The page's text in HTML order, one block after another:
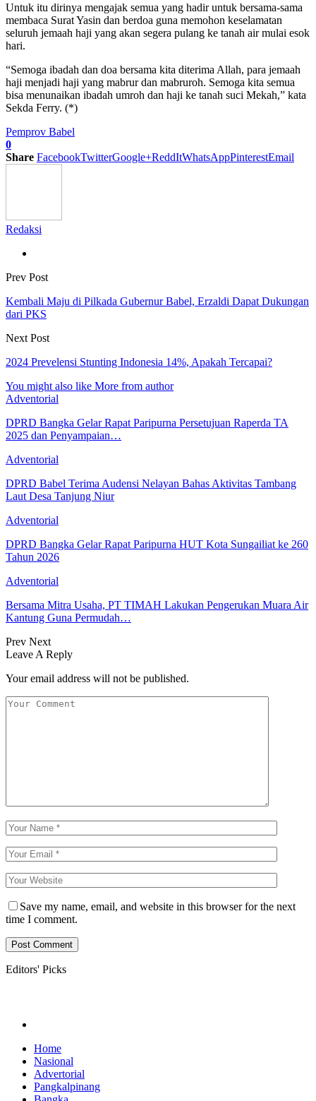
Untuk itu dirinya mengajak semua yang hadir untuk bersama-sama
membaca Surat Yasin dan berdoa guna memohon keselamatan
seluruh jemaah haji yang akan segera pulang ke tanah air mulai esok
hari.
“Semoga ibadah dan doa bersama kita diterima Allah, para jemaah
haji menjadi haji yang mabrur dan mabruroh. Semoga kita semua
bisa menunaikan ibadah umroh dan haji ke tanah suci Mekah,” kata
Sekda Ferry. (*)
Pemprov Babel
0
Share FacebookTwitterGoogle+ReddItWhatsAppPinterestEmail
Redaksi
Prev Post
Kembali Maju di Pilkada Gubernur Babel, Erzaldi Dapat Dukungan
dari PKS
Next Post
2024 Prevelensi Stunting Indonesia 14%, Apakah Tercapai?
You might also like More from author
Adventorial
DPRD Bangka Gelar Rapat Paripurna Persetujuan Raperda TA
2025 dan Penyampaian…
Adventorial
DPRD Babel Terima Audensi Nelayan Bahas Aktivitas Tambang
Laut Desa Tanjung Niur
Adventorial
DPRD Bangka Gelar Rapat Paripurna HUT Kota Sungailiat ke 260
Tahun 2026
Adventorial
Bersama Mitra Usaha, PT TIMAH Lakukan Pengerukan Muara Air
Kantung Guna Permudah…
Prev Next
Leave A Reply
Your email address will not be published.
Save my name, email, and website in this browser for the next
time I comment.
Editors' Picks
Home
Nasional
Advertorial
Pangkalpinang